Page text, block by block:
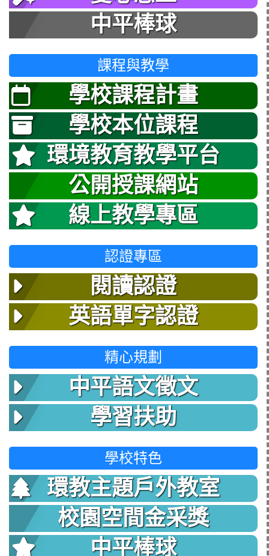
中平棒球
課程與教學
學校課程計畫
學校本位課程
環境教育教學平台
公開授課網站
線上教學專區
認證專區
閱讀認證
英語單字認證
精心規劃
中平語文徵文
學習扶助
學校特色
環教主題戶外教室
校園空間金采獎
中平棒球